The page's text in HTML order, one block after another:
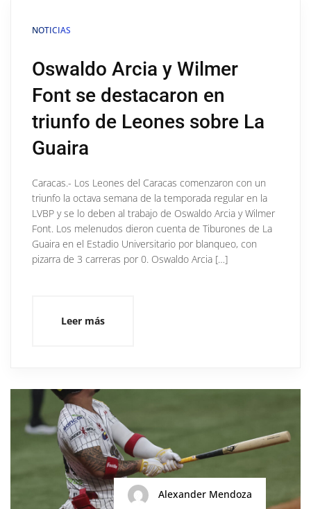
NOTICIAS
Oswaldo Arcia y Wilmer
Font se destacaron en
triunfo de Leones sobre La
Guaira
Caracas.- Los Leones del Caracas comenzaron con un
triunfo la octava semana de la temporada regular en la
LVBP y se lo deben al trabajo de Oswaldo Arcia y Wilmer
Font. Los melenudos dieron cuenta de Tiburones de La
Guaira en el Estadio Universitario por blanqueo, con
pizarra de 3 carreras por 0. Oswaldo Arcia […]
Leer más
Alexander Mendoza